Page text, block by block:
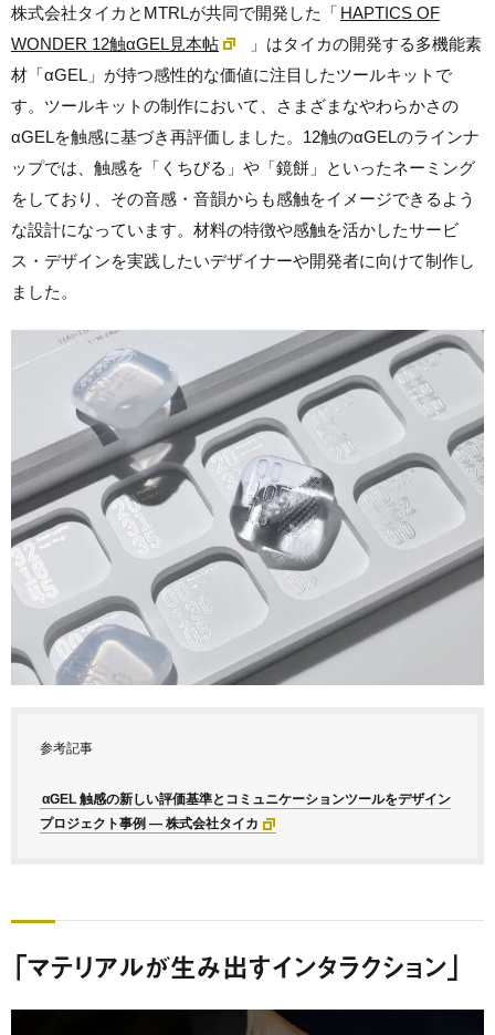
株式会社タイカとMTRLが共同で開発した「 HAPTICS OF
WONDER 12触αGEL見本帖
」はタイカの開発する多機能素
材「αGEL」が持つ感性的な価値に注目したツールキットで
す。ツールキットの制作において、さまざまなやわらかさの
αGELを触感に基づき再評価しました。12触のαGELのラインナ
ップでは、触感を「くちびる」や「鏡餅」といったネーミング
をしており、その音感・音韻からも感触をイメージできるよう
な設計になっています。材料の特徴や感触を活かしたサービ
ス・デザインを実践したいデザイナーや開発者に向けて制作し
ました。
参考記事
αGEL 触感の新しい評価基準とコミュニケーションツールをデザイン
プロジェクト事例 ― 株式会社タイカ
「マテリアルが生み出すインタラクション」